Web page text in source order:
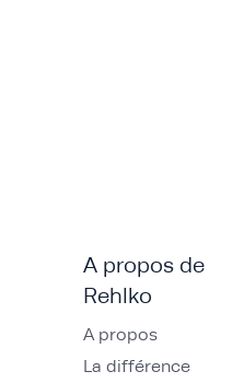
A propos de
Rehlko
A propos
La différence